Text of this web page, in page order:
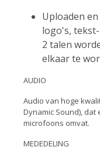
Uploaden
logo's,
2 talen
elkaar te
AUDIO
Audio van hoge
Dynamic Sound), dat
microfoons omvat.
MEDEDELING